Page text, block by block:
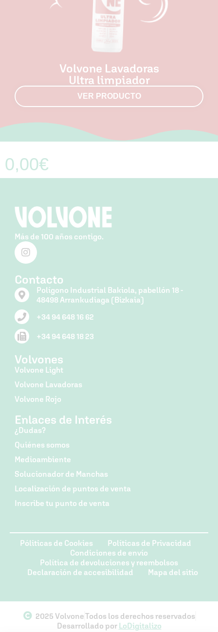
Volvone Lavadoras
Ultra limpiador
VER PRODUCTO
0,00€
Más de 100 años contigo.
Contacto
Polígono Industrial Bakiola, pabellón 18 -
48498 Arrankudiaga (Bizkaia)
+34 94 648 16 62
+34 94 648 18 23
Volvones
Volvone Light
Volvone Lavadoras
Volvone Rojo
Enlaces de Interés
¿Dudas?
Quiénes somos
Medioambiente
Solucionador de Manchas
Localización de puntos de venta
Inscribe tu punto de venta
Póliticas de Cookies
Políticas de Privacidad
Condiciones de envío
Política de devoluciones y reembolsos
Declaración de accesibilidad
Mapa del sitio
2025 VolvoneTodos los derechos reservados
Desarrollado por LoDigitalizo